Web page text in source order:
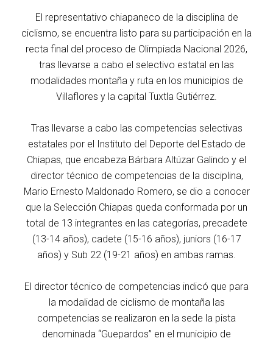
El representativo chiapaneco de la disciplina de
ciclismo, se encuentra listo para su participación en la
recta final del proceso de Olimpiada Nacional 2026,
tras llevarse a cabo el selectivo estatal en las
modalidades montaña y ruta en los municipios de
Villaflores y la capital Tuxtla Gutiérrez.
Tras llevarse a cabo las competencias selectivas
estatales por el Instituto del Deporte del Estado de
Chiapas, que encabeza Bárbara Altúzar Galindo y el
director técnico de competencias de la disciplina,
Mario Ernesto Maldonado Romero, se dio a conocer
que la Selección Chiapas queda conformada por un
total de 13 integrantes en las categorías, precadete
(13-14 años), cadete (15-16 años), juniors (16-17
años) y Sub 22 (19-21 años) en ambas ramas.
El director técnico de competencias indicó que para
la modalidad de ciclismo de montaña las
competencias se realizaron en la sede la pista
denominada “Guepardos” en el municipio de